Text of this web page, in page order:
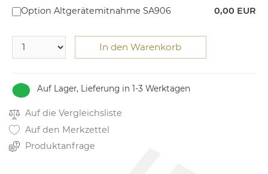
Auf Lager, Lieferung in 1-3 Werktagen
Option Altgerätemitnahme SA906 0,00 EUR
In den Warenkorb
Auf die Vergleichsliste
Auf den Merkzettel
Produktanfrage